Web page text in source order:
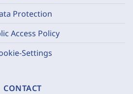
Protection
Access Policy
Settings
CONTACT